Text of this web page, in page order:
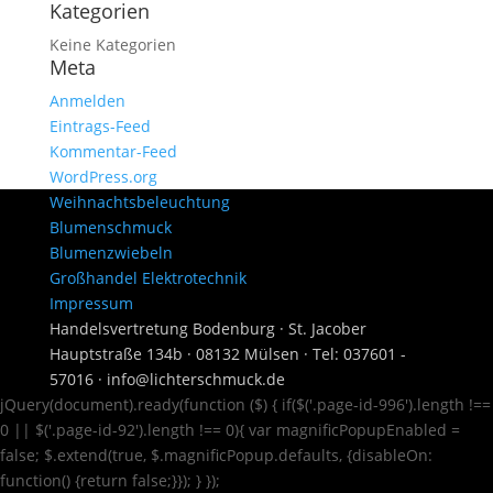
Kategorien
Keine Kategorien
Meta
Anmelden
Eintrags-Feed
Kommentar-Feed
WordPress.org
Weihnachtsbeleuchtung
Blumenschmuck
Blumenzwiebeln
Großhandel Elektrotechnik
Impressum
Handelsvertretung Bodenburg · St. Jacober
Hauptstraße 134b · 08132 Mülsen · Tel: 037601 -
57016 · info@lichterschmuck.de
jQuery(document).ready(function ($) { if($('.page-id-996').length !==
0 || $('.page-id-92').length !== 0){ var magnificPopupEnabled =
false; $.extend(true, $.magnificPopup.defaults, {disableOn:
function() {return false;}}); } });